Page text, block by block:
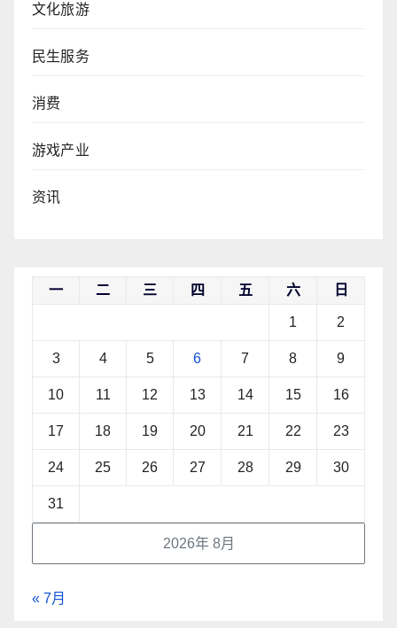
文化旅游
民生服务
消费
游戏产业
资讯
2026年 8月
一 二 三 四 五 六 日
1 2
3 4 5 6 7 8 9
10 11 12 13 14 15 16
17 18 19 20 21 22 23
24 25 26 27 28 29 30
31
« 7月